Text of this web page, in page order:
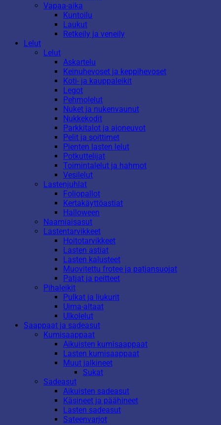
Vapaa-aika
Kuntoilu
Laukut
Retkeily ja veneily
Lelut
Lelut
Askartelu
Keinuhevoset ja keppihevoset
Koti- ja kauppaleikit
Legot
Pehmolelut
Nuket ja nukenvaunut
Nukkekodit
Parkkitalot ja ajoneuvot
Pelit ja soittimet
Pienten lasten lelut
Potkuttelijat
Toimintalelut ja hahmot
Vesilelut
Lastenjuhlat
Foliopallot
Kertakäyttöastiat
Halloween
Naamiaisasut
Lastentarvikkeet
Hoitotarvikkeet
Lasten astiat
Lasten kalusteet
Muovitettu frotee ja patjansuojat
Patjat ja peitteet
Pihaleikit
Pulkat ja liukurit
Uima-altaat
Ulkolelut
Saappaat ja sadeasut
Kumisaappaat
Aikuisten kumisaappaat
Lasten kumisaappaat
Muut jalkineet
Sukat
Sadeasut
Aikuisten sadeasut
Käsineet ja päähineet
Lasten sadeasut
Sateenvarjot